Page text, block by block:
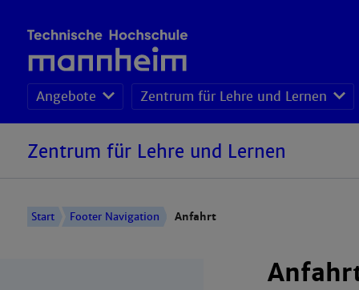
Angebote Zentrum für Lehre und Lernen
Zentrum für Lehre und Lernen
Start Footer Navigation Anfahrt